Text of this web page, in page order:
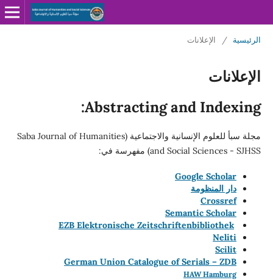
الرئيسية / الإعلانات
الإعلانات
Abstracting and Indexing:
مجلة سبأ للعلوم الإنسانية والاجتماعية (Saba Journal of Humanities
and Social Sciences - SJHSS) مفهرسة في:
Google Scholar
دار المنظومة
Crossref
Semantic Scholar
EZB Elektronische Zeitschriftenbibliothek
Neliti
Scilit
German Union Catalogue of Serials – ZDB
HAW Hamburg